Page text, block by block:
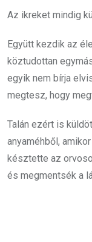
Az ikreket mindig
Együtt kezdik az
köztudottan
egyik nem bírja
megtesz, hogy
Talán ezért is
anyaméhből,
késztette az
és megmentsék a